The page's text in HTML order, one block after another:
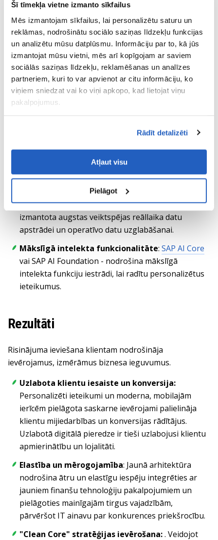
Šī tīmekļa vietne izmanto sīkfailus
Mēs izmantojam sīkfailus, lai personalizētu saturu un
reklāmas, nodrošinātu sociālo saziņas līdzekļu funkcijas
un analizētu mūsu datplūsmu. Informāciju par to, kā jūs
izmantojat mūsu vietni, mēs arī kopīgojam ar saviem
sociālās saziņas līdzekļu, reklamēšanas un analīzes
partneriem, kuri to var apvienot ar citu informāciju, ko
viņiem sniedzat vai ko viņi apkopo, kad lietojat viņu
pakalpojumus.
Rādīt detalizēti
Atļaut visu
Pielāgot
Pamata platforma:SAP BTP- nodrošina
centralizētu un drošu vidi lietojumprogrammu
izstrādei un darbināšanai.
Lietojumprogrammu izstrāde:SAP Build Apps
zemas kodēšanas pakāpes izstrādei un SAP Build
Code/Business Application Studio - profesionāliem
izstrādātājiem, kas izmanto Fiori vadlīnijas sarežģītu
SAP Integration Suite- nodrošina API
un Open Connectors pārvaldību, lai nodrošinātu
netraucētu datu apmaiņu ar attiecīgajiem
pakalpojumu sniedzējiem neatkarīgi no
nodrošinātajām saskarnēm.
Datu bāze: Datu bāze:SAP HANA Cloud- tiek
izmantota augstas veiktspējas reāllaika datu
apstrādei un operatīvo datu uzglabāšanai.
Mākslīgā intelekta funkcionalitāte: SAP AI Core
vai SAP AI Foundation - nodrošina mākslīgā
intelekta funkciju iestrādi, lai radītu personalizētus
ieteikumus.
Rezultāti
Risinājuma ieviešana klientam nodrošināja
ievērojamus, izmērāmus biznesa ieguvumus.
Uzlabota klientu iesaiste un konversija:
Personalizēti ieteikumi un moderna, mobilajām
ierīcēm pielāgota saskarne ievērojami palielināja
klientu mijiedarbības un konversijas rādītājus.
Uzlabotā digitālā pieredze ir tieši uzlabojusi klientu
apmierinātību un lojalitāti.
Elastība un mērogojamība: Jaunā arhitektūra
nodrošina ātru un elastīgu iespēju integrēties ar
jauniem finanšu tehnoloģiju pakalpojumiem un
pielāgoties mainīgajām tirgus vajadzībām,
pārvēršot IT ainavu par konkurences priekšrocību.
"Clean Core" stratēģijas ievērošana:. Veidojot